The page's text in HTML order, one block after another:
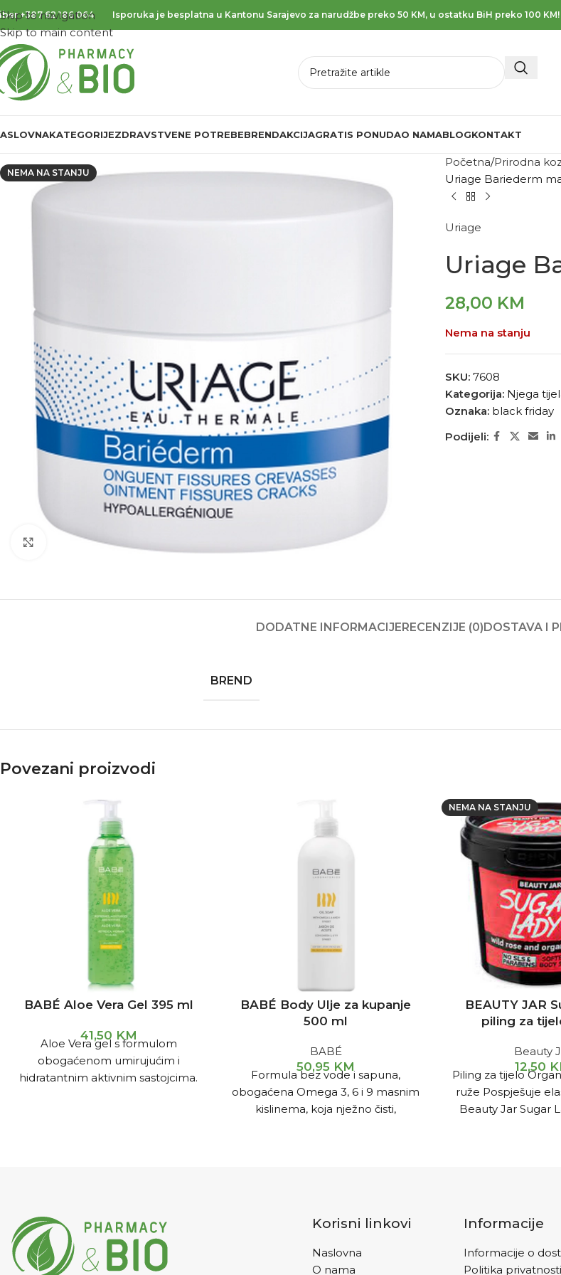
Skip to navigation
Skip to main content
+387 62 186 064 Isporuka je besplatna u Kantonu Sarajevo za narudžbe preko 50 KM, u ostatku BiH preko 100
KATEGORIJEZDRAVSTVENE POTREBEBRENDAKCIJAGRATIS PONUDAO NAMABLOGKONTAKT
NEMA NA STANJU
Kliknite za povećanje
Početna Prirodna
Uriage Bariederm
Uriage
Uriage
28,00 KM
Nema na stanju
SKU: 7608
Kategorija: Njega
Oznaka: black friday
Podijeli:
DODATNE INFORMACIJERECENZIJE (0)DOSTAVA I
BREND
Povezani proizvodi
BABÉ Aloe Vera Gel 395 ml
41,50 KM
Aloe Vera gel s formulom
obogaćenom umirujućim i
hidratantnim aktivnim sastojcima.
BABÉ Body Ulje za kupanje
500 ml
BABÉ
50,95 KM
Formula bez vode i sapuna,
obogaćena Omega 3, 6 i 9 masnim
kislinema, koja nježno čisti,
NEMA NA STANJU
BEAUTY JAR
piling za
Beauty
12,50
Piling za tijelo
ruže Pospješuje
Beauty Jar Sugar
Korisni linkovi
Naslovna
O nama
Informacije
Informacije o
Politika privatnosti